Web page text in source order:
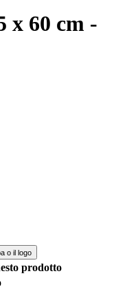
x 60 cm -
o il logo
prodotto